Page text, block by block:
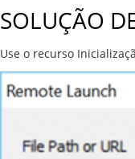
SOLUÇÃO
Use o recurso